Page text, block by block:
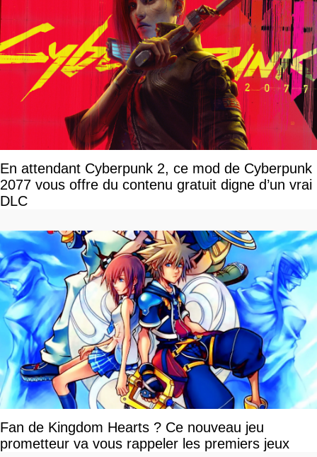
En attendant Cyberpunk 2, ce mod de Cyberpunk
2077 vous offre du contenu gratuit digne d’un vrai
DLC
Fan de Kingdom Hearts ? Ce nouveau jeu
prometteur va vous rappeler les premiers jeux